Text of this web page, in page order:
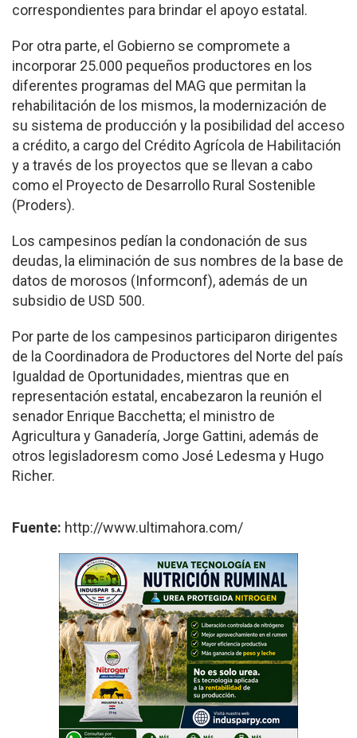
correspondientes para brindar el apoyo estatal.
Por otra parte, el Gobierno se compromete a
incorporar 25.000 pequeños productores en los
diferentes programas del MAG que permitan la
rehabilitación de los mismos, la modernización de
su sistema de producción y la posibilidad del acceso
a crédito, a cargo del Crédito Agrícola de Habilitación
y a través de los proyectos que se llevan a cabo
como el Proyecto de Desarrollo Rural Sostenible
(Proders).
Los campesinos pedían la condonación de sus
deudas, la eliminación de sus nombres de la base de
datos de morosos (Informconf), además de un
subsidio de USD 500.
Por parte de los campesinos participaron dirigentes
de la Coordinadora de Productores del Norte del país
Igualdad de Oportunidades, mientras que en
representación estatal, encabezaron la reunión el
senador Enrique Bacchetta; el ministro de
Agricultura y Ganadería, Jorge Gattini, además de
otros legisladoresm como José Ledesma y Hugo
Richer.
Fuente: http://www.ultimahora.com/